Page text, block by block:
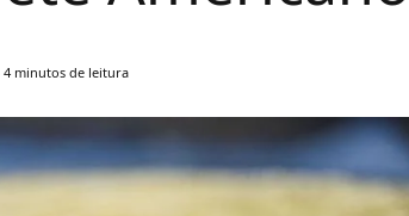
4 minutos de leitura